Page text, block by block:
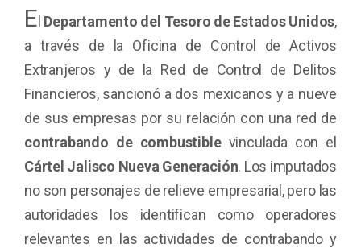
E Departamento del Tesoro de Estados Unidos,
a través de la Oficina de Control de Activos
Extranjeros y de la Red de Control de Delitos
Financieros, sancionó a dos mexicanos y a nueve
de sus empresas por su relación con una red de
contrabando de combustiblevinculada con el
Cártel Jalisco Nueva Generación. Los imputados
no son personajes de relieve empresarial, pero las
autoridades los identifican como operadores
relevantes en las actividades de contrabando y